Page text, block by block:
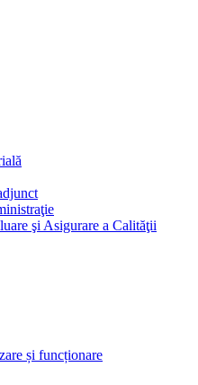
şi Asigurare a Calităţii
și funcționare